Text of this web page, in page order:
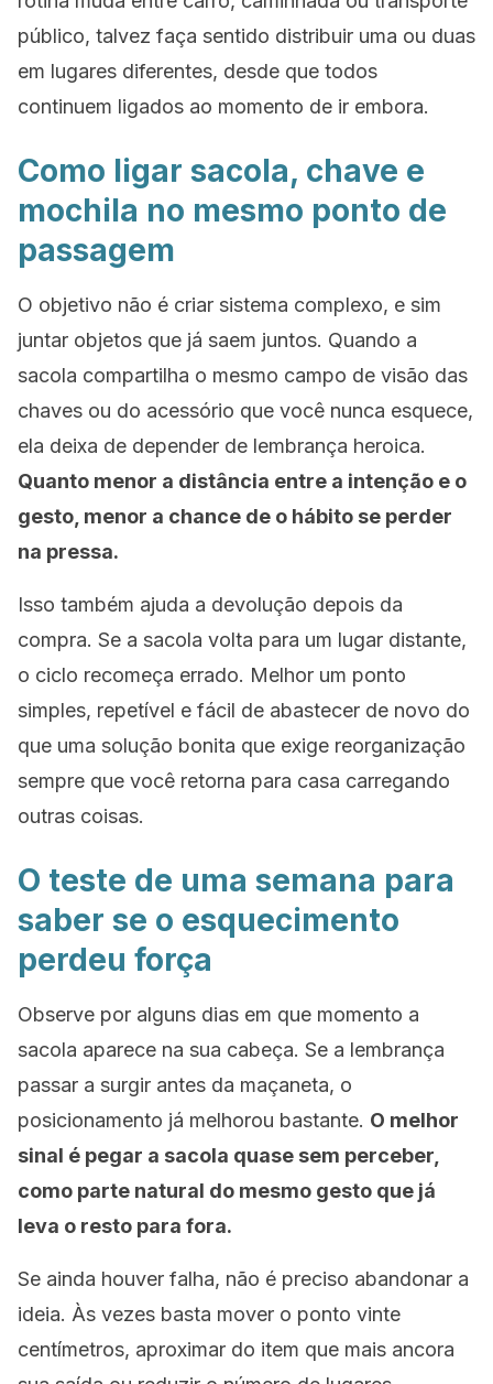
público, talvez faça sentido distribuir uma ou duas
em lugares diferentes, desde que todos
continuem ligados ao momento de ir embora.
Como ligar sacola, chave e
mochila no mesmo ponto de
passagem
O objetivo não é criar sistema complexo, e sim
juntar objetos que já saem juntos. Quando a
sacola compartilha o mesmo campo de visão das
chaves ou do acessório que você nunca esquece,
ela deixa de depender de lembrança heroica.
Quanto menor a distância entre a intenção e o
gesto, menor a chance de o hábito se perder
na pressa.
Isso também ajuda a devolução depois da
compra. Se a sacola volta para um lugar distante,
o ciclo recomeça errado. Melhor um ponto
simples, repetível e fácil de abastecer de novo do
que uma solução bonita que exige reorganização
sempre que você retorna para casa carregando
outras coisas.
O teste de uma semana para
saber se o esquecimento
perdeu força
Observe por alguns dias em que momento a
sacola aparece na sua cabeça. Se a lembrança
passar a surgir antes da maçaneta, o
posicionamento já melhorou bastante. O melhor
sinal é pegar a sacola quase sem perceber,
como parte natural do mesmo gesto que já
leva o resto para fora.
Se ainda houver falha, não é preciso abandonar a
ideia. Às vezes basta mover o ponto vinte
centímetros, aproximar do item que mais ancora